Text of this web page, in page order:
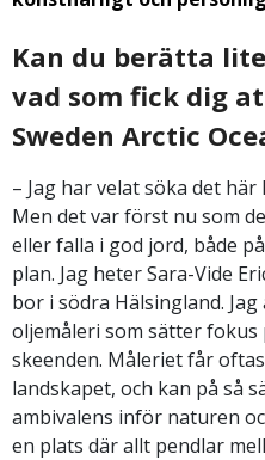
Kan du berätta
vad som fick dig
Sweden Arctic
– Jag har velat söka det
Men det var först nu som
eller falla i god jord, både
plan. Jag heter Sara-Vide
bor i södra Hälsingland.
oljemåleri som sätter
skeenden. Måleriet får
landskapet, och kan på så
ambivalens inför naturen
en plats där allt pendlar